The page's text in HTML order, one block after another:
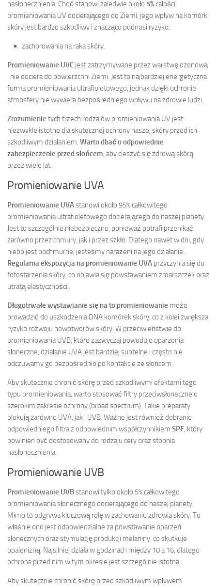
nasłonecznienia. Choć stanowi zaledwie około 5%całości
promieniowania UV docierającego do Ziemi, jego wpływ na komórki
skóry jest bardzo szkodliwy i znacząco podnosi ryzyko:
zachorowania na raka skóry.
Promieniowanie UVC jest zatrzymywane przez warstwę ozonową
i nie dociera do powierzchni Ziemi. Jest to najbardziej energetyczna
forma promieniowania ultrafioletowego, jednak dzięki ochronie
atmosfery nie wywiera bezpośredniego wpływu na zdrowie ludzi.
Zrozumienie tych trzech rodzajów promieniowania UV jest
niezwykle istotne dla skutecznej ochrony naszej skóry przed ich
szkodliwym działaniem. Warto dbać o odpowiednie
zabezpieczenie przed słońcem, aby cieszyć się zdrową skórą
przez wiele lat.
Promieniowanie UVA
Promieniowanie UVAstanowi około 95% całkowitego
promieniowania ultrafioletowego docierającego do naszej planety.
Jest to szczególnie niebezpieczne, ponieważ potrafi przenikać
zarówno przez chmury, jak i przez szkło. Dlatego nawet w dni, gdy
niebo jest pochmurne, jesteśmy narażeni na jego działanie.
Regularna ekspozycja na promieniowanie UVA przyczynia się do
fotostarzenia skóry, co objawia się powstawaniem zmarszczek oraz
utratą elastyczności.
Długotrwałe wystawianie się na to promieniowanie może
prowadzić do uszkodzenia DNA komórek skóry, co z kolei zwiększa
ryzyko rozwoju nowotworów skóry. W przeciwieństwie do
promieniowania UVB, które zazwyczaj powoduje oparzenia
słoneczne, działanie UVA jest bardziej subtelne i często nie
odczuwamy go bezpośrednio po kontakcie ze słońcem.
Aby skutecznie chronić skórę przed szkodliwymi efektami tego
typu promieniowania, warto stosować filtry przeciwsłoneczne o
szerokim zakresie ochrony (broad spectrum). Takie preparaty
blokują zarówno UVA, jak i UVB. Ważne jest również dobranie
odpowiedniego filtra z odpowiednim współczynnikiem SPF, który
powinien być dostosowany do rodzaju cery oraz stopnia
nasłonecznienia.
Promieniowanie UVB
Promieniowanie UVBstanowi tylko około 5% całkowitego
promieniowania słonecznego docierającego do naszej planety.
Mimo to odgrywa kluczową rolę w zachowaniu zdrowia skóry. To
właśnie ono jest odpowiedzialne za powstawanie oparzeń
słonecznych oraz stymulację produkcji melaniny, co skutkuje
opalenizną. Najsilniej działa w godzinach między 10 a 16, dlatego
ochrona przed nim w tym okresie jest szczególnie istotna.
Aby skutecznie chronić skórę przed szkodliwym wpływem